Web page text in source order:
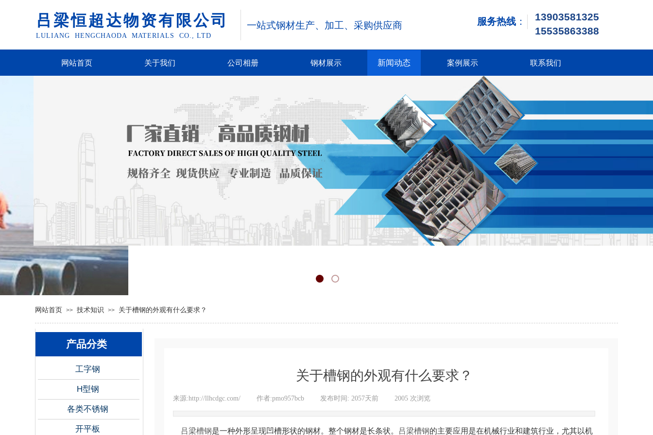
13903581325
15535863388
吕梁恒超达物资有限公司
LULIANG HENGCHAODA MATERIALS CO., LTD
服务热线 ：
一站式钢材生产、加工、 采购供应商
网站首页 关于我们 公司相册 钢材展示 新闻动态 案例展示 联系我们
网站首页 >> 技术知识 >> 关于槽钢的外观有什么要求？
产品分类
工字钢
H型钢
各类不锈钢
开平板
关于槽钢的外观有什么要求？
来源:http://llhcdgc.com/ 作者:pmo957bcb 发布时间: 2057天前 2005 次浏览
吕梁槽钢是一种外形呈现凹槽形状的钢材。整个钢材是长条状。 吕梁槽钢的主要应用是在机械行业和建筑行业，尤其以机